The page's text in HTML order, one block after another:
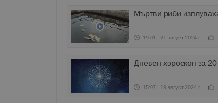
Мъртви риби
19:01 | 21 август 2024 г.
Дневен хороскоп за 20
15:07 | 19 август 2024 г.